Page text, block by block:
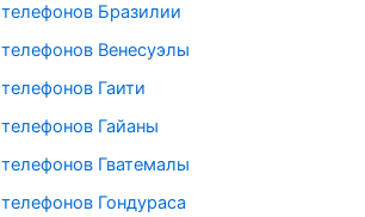
Бразилии
Венесуэлы
Гаити
Гайаны
Гватемалы
Гондураса